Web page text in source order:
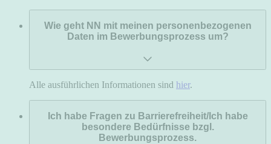
Wie geht NN mit meinen personenbezogenen
Daten im Bewerbungsprozess um?
Alle ausführlichen Informationen sind hier.
Ich habe Fragen zu Barrierefreiheit/Ich habe
besondere Bedürfnisse bzgl.
Bewerbungsprozess.